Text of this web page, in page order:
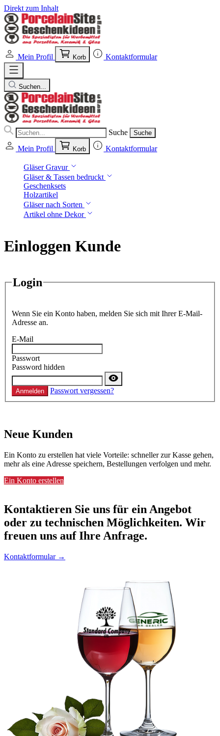
Direkt zum Inhalt
Mein Profil Korb Kontaktformular
Suchen...
Suche Suche
Mein Profil Korb Kontaktformular
Gläser Gravur
Gläser & Tassen bedruckt
Geschenksets
Holzartikel
Gläser nach Sorten
Artikel ohne Dekor
Einloggen Kunde
Login
Wenn Sie ein Konto haben, melden Sie sich mit Ihrer E-Mail-
Adresse an.
E-Mail
Passwort
Password hidden
Anmelden Passwort vergessen?
Neue Kunden
Ein Konto zu erstellen hat viele Vorteile: schneller zur Kasse gehen,
mehr als eine Adresse speichern, Bestellungen verfolgen und mehr.
Ein Konto erstellen
Kontaktieren Sie uns für ein Angebot
oder zu technischen Möglichkeiten. Wir
freuen uns auf Ihre Anfrage.
Kontaktformular →